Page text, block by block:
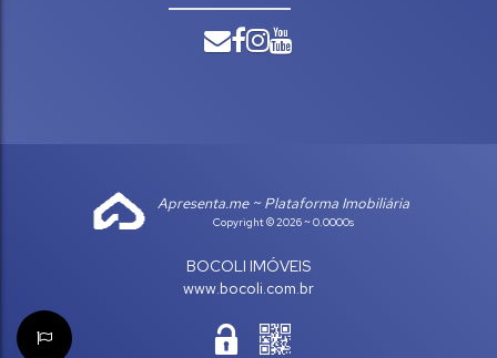
Apresenta.me ~ Plataforma Imobiliária
Copyright © 2026 ~ 0.0000s
BOCOLI IMÓVEIS
www.bocoli.com.br